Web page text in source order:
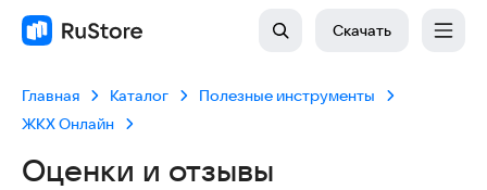
Скачать
Главная Каталог
Полезные инструменты
ЖКХ Онлайн
Оценки и отзывы